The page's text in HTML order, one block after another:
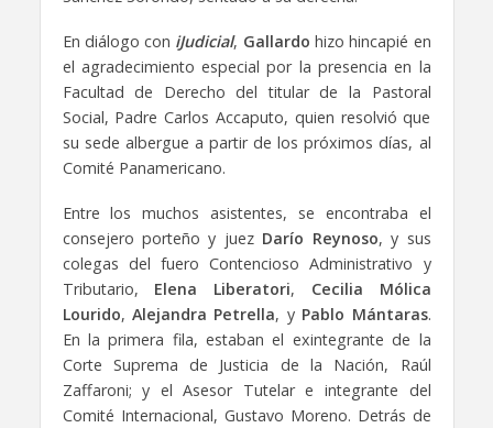
En diálogo con iJudicial, Gallardo hizo hincapié en
el agradecimiento especial por la presencia en la
Facultad de Derecho del titular de la Pastoral
Social, Padre Carlos Accaputo, quien resolvió que
su sede albergue a partir de los próximos días, al
Comité Panamericano.
Entre los muchos asistentes, se encontraba el
consejero porteño y juez Darío Reynoso, y sus
colegas del fuero Contencioso Administrativo y
Tributario, Elena Liberatori, Cecilia Mólica
Lourido, Alejandra Petrella, y Pablo Mántaras.
En la primera fila, estaban el exintegrante de la
Corte Suprema de Justicia de la Nación, Raúl
Zaffaroni; y el Asesor Tutelar e integrante del
Comité Internacional, Gustavo Moreno. Detrás de